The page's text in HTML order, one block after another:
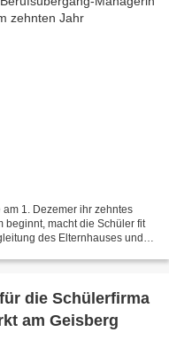
1. Dezemer ihr zehntes
beginnt, macht die Schüler fit
des Elternhauses und
die Schülerfirma
am Geisberg